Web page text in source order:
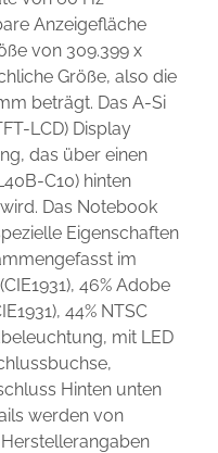
Anzeigefläche
von 309.399 x
Größe, also die
beträgt. Das A-Si
LCD) Display
das über einen
C10) hinten
Das Notebook
Eigenschaften
im
46% Adobe
44% NTSC
mit LED
Hinten unten
werden von